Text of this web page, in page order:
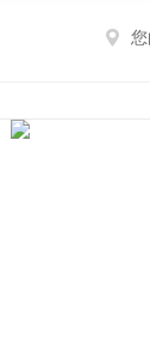
您